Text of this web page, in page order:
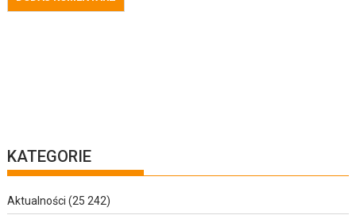
KATEGORIE
Aktualności (25 242)